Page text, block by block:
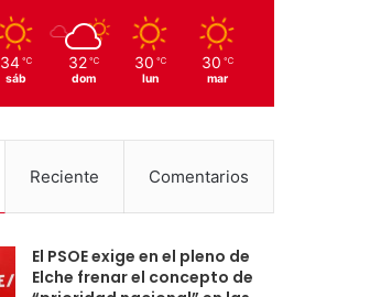
34 ℃
sáb
32 ℃
dom
30 ℃
lun
30 ℃
mar
Reciente Comentarios
El PSOE exige en el pleno de
Elche frenar el concepto de